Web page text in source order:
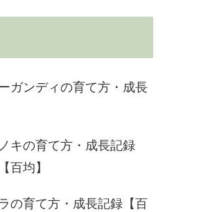
ガンディの育て方・成長
キの育て方・成長記録
百均】
の育て方・成長記録【百